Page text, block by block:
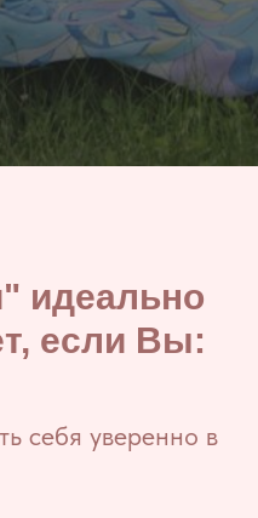
идеально
если Вы:
себя уверенно в